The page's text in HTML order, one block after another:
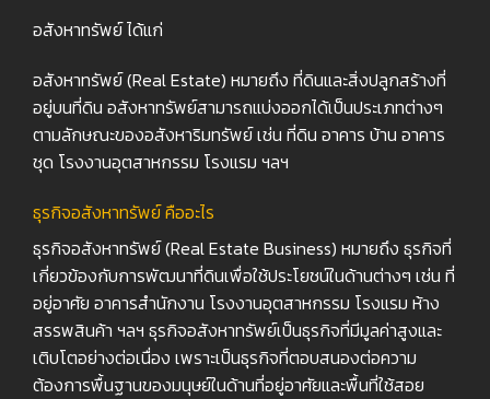
อสังหาทรัพย์ ได้แก่
อสังหาทรัพย์ (Real Estate) หมายถึง ที่ดินและสิ่งปลูกสร้างที่
อยู่บนที่ดิน อสังหาทรัพย์สามารถแบ่งออกได้เป็นประเภทต่างๆ
ตามลักษณะของอสังหาริมทรัพย์ เช่น ที่ดิน อาคาร บ้าน อาคาร
ชุด โรงงานอุตสาหกรรม โรงแรม ฯลฯ
ธุรกิจอสังหาทรัพย์ คืออะไร
ธุรกิจอสังหาทรัพย์ (Real Estate Business) หมายถึง ธุรกิจที่
เกี่ยวข้องกับการพัฒนาที่ดินเพื่อใช้ประโยชน์ในด้านต่างๆ เช่น ที่
อยู่อาศัย อาคารสำนักงาน โรงงานอุตสาหกรรม โรงแรม ห้าง
สรรพสินค้า ฯลฯ ธุรกิจอสังหาทรัพย์เป็นธุรกิจที่มีมูลค่าสูงและ
เติบโตอย่างต่อเนื่อง เพราะเป็นธุรกิจที่ตอบสนองต่อความ
ต้องการพื้นฐานของมนุษย์ในด้านที่อยู่อาศัยและพื้นที่ใช้สอย